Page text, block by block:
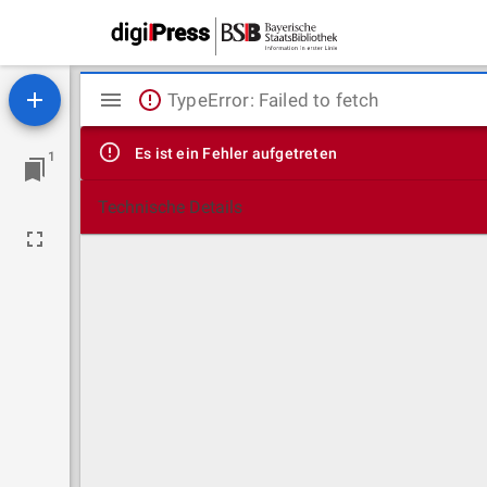
1
Mirador
Viewer
TypeError: Failed to fetch
Es ist ein Fehler aufgetreten
Technische Details